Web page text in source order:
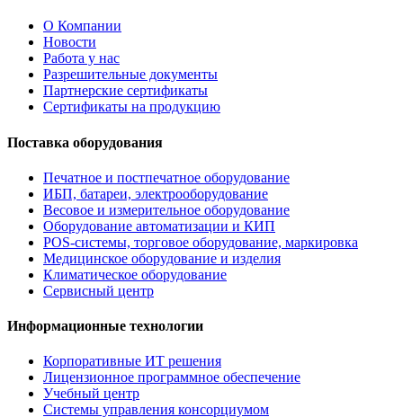
О Компании
Новости
Работа у нас
Разрешительные документы
Партнерские сертификаты
Сертификаты на продукцию
Поставка оборудования
Печатное и постпечатное оборудование
ИБП, батареи, электрооборудование
Весовое и измерительное оборудование
Оборудование автоматизации и КИП
POS-системы, торговое оборудование, маркировка
Медицинское оборудование и изделия
Климатическое оборудование
Сервисный центр
Информационные технологии
Корпоративные ИТ решения
Лицензионное программное обеспечение
Учебный центр
Системы управления консорциумом